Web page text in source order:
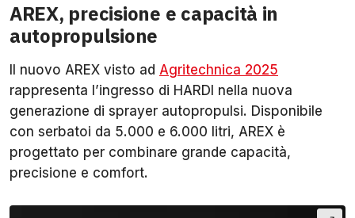
AREX, precisione e capacità in
autopropulsione
Il nuovo AREX visto ad Agritechnica 2025
rappresenta l’ingresso di HARDI nella nuova
generazione di sprayer autopropulsi. Disponibile
con serbatoi da 5.000 e 6.000 litri, AREX è
progettato per combinare grande capacità,
precisione e comfort.